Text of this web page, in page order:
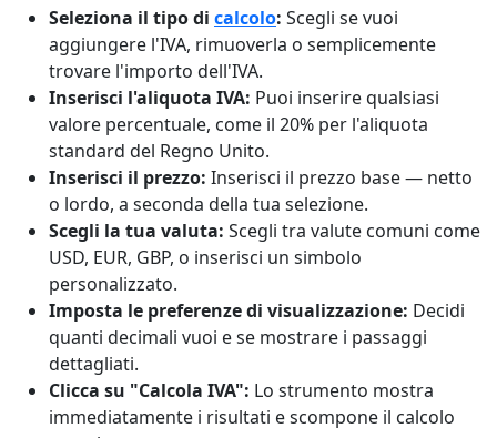
Seleziona il tipo di calcolo: Scegli se vuoi
aggiungere l'IVA, rimuoverla o semplicemente
trovare l'importo dell'IVA.
Inserisci l'aliquota IVA: Puoi inserire qualsiasi
valore percentuale, come il 20% per l'aliquota
standard del Regno Unito.
Inserisci il prezzo: Inserisci il prezzo base — netto
o lordo, a seconda della tua selezione.
Scegli la tua valuta: Scegli tra valute comuni come
USD, EUR, GBP, o inserisci un simbolo
personalizzato.
Imposta le preferenze di visualizzazione: Decidi
quanti decimali vuoi e se mostrare i passaggi
dettagliati.
Clicca su "Calcola IVA": Lo strumento mostra
immediatamente i risultati e scompone il calcolo